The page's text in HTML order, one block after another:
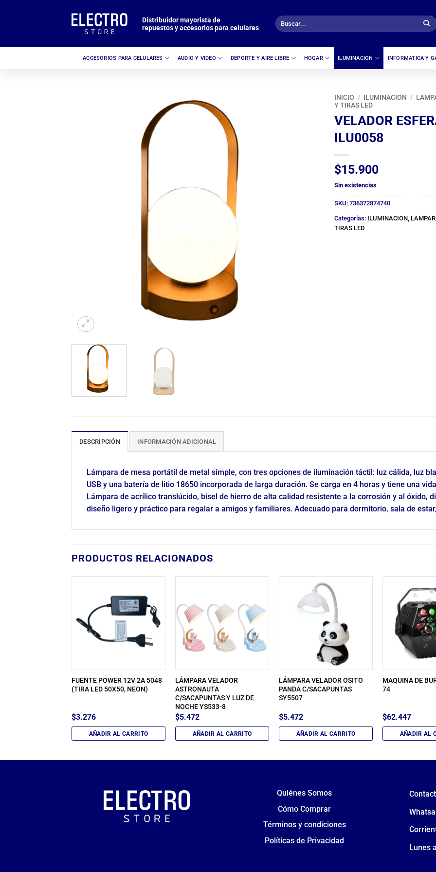
Distribuidor mayorista de
repuestos y accesorios para celulares
Buscar
por:
ACCESORIOS PARA CELULARES AUDIO Y VIDEO DEPORTE Y AIRE LIBRE HOGAR ILUMINACION INFORMATICA Y
INICIO / ILUMINACION /
Y TIRAS LED
VELADOR
ILU0058
$15.900
Sin existencias
SKU: 736372874740
Categorías: ILUMINACION
TIRAS LED
DESCRIPCIÓN INFORMACIÓN ADICIONAL
Lámpara de mesa portátil de metal simple, con tres opciones de iluminación táctil: luz cálida, luz
USB y una batería de litio 18650 incorporada de larga duración. Se carga en 4 horas y tiene una
Lámpara de acrílico translúcido, bisel de hierro de alta calidad resistente a la corrosión y al óxido,
diseño ligero y práctico para regalar a amigos y familiares. Adecuado para dormitorio, sala de
PRODUCTOS RELACIONADOS
FUENTE POWER 12V 2A 5048
(TIRA LED 50X50, NEON)
$3.276
AÑADIR AL CARRITO
LÁMPARA VELADOR
ASTRONAUTA
C/SACAPUNTAS Y LUZ DE
NOCHE YS533-8
$5.472
AÑADIR AL CARRITO
LÁMPARA VELADOR OSITO
PANDA C/SACAPUNTAS
SY5507
$5.472
AÑADIR AL CARRITO
MAQUINA DE
74
$62.447
AÑADIR AL
Quiénes Somos
Cómo Comprar
Términos y condiciones
Políticas de Privacidad
Lunes